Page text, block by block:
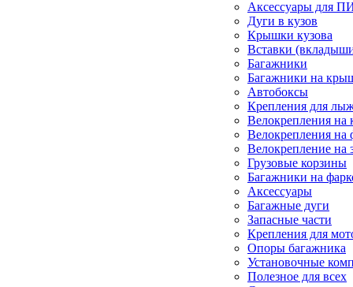
Аксессуары для
Дуги в кузов
Крышки кузова
Вставки
Багажники
Багажники на
Автобоксы
Крепления для
Велокрепления
Велокрепления на
Велокрепление на
Грузовые корзины
Багажники на
Аксессуары
Багажные дуги
Запасные части
Крепления для
Опоры багажника
Установочные
Полезное для всех